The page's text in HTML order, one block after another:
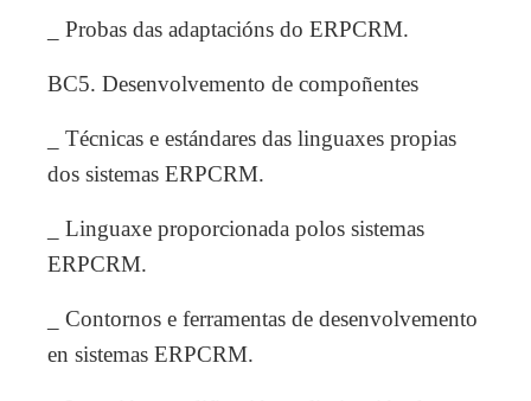
_ Probas das adaptacións do ERPCRM.
BC5. Desenvolvemento de compoñentes
_ Técnicas e estándares das linguaxes propias
dos sistemas ERPCRM.
_ Linguaxe proporcionada polos sistemas
ERPCRM.
_ Contornos e ferramentas de desenvolvemento
en sistemas ERPCRM.